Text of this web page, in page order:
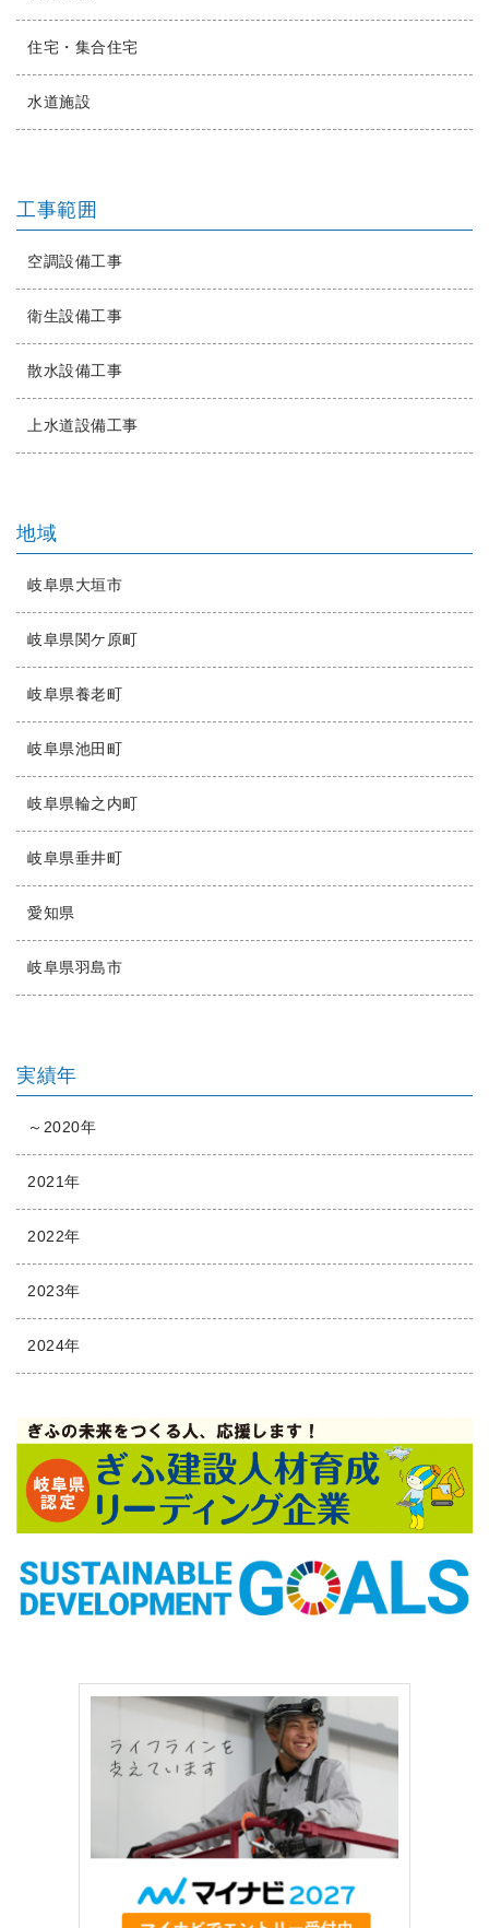
住宅・集合住宅
水道施設
工事範囲
空調設備工事
衛生設備工事
散水設備工事
上水道設備工事
地域
岐阜県大垣市
岐阜県関ケ原町
岐阜県養老町
岐阜県池田町
岐阜県輪之内町
岐阜県垂井町
愛知県
岐阜県羽島市
実績年
～2020年
2021年
2022年
2023年
2024年